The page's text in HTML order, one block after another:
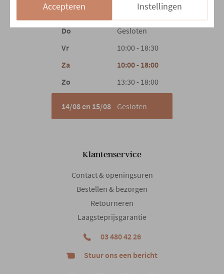
Woe
Do
Gesloten
Vr
10:00 - 18:30
Za
10:00 - 18:00
Zo
13:30 - 18:00
14/08 en 15/08 Gesloten
Klantenservice
Contact & openingsuren
Bestellen & bezorgen
Retourneren
Laagsteprijsgarantie
03 480 42 26
Stuur ons een bericht
Accepteren Instellingen